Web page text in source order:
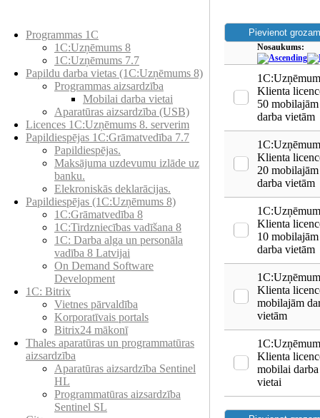
Programmas 1C
1C:Uzņēmums 8
1C:Uzņēmums 7.7
Papildu darba vietas (1C:Uzņēmums 8)
Programmas aizsardzība
Mobilai darba vietai
Aparatūras aizsardzība (USB)
Licences 1C:Uzņēmums 8. serverim
Papildiespējas 1C:Grāmatvedība 7.7
Papildiespējas.
Maksājuma uzdevumu izlāde uz
banku.
Elekroniskās deklarācijas.
Papildiespējas (1C:Uzņēmums 8)
1C:Grāmatvedība 8
1C:Tirdzniecības vadīšana 8
1С: Darba alga un personāla
vadība 8 Latvijai
On Demand Software
Development
1C: Bitrix
Vietnes pārvaldība
Korporatīvais portals
Bitrix24 mākonī
Thales aparatūras un programmatūras
aizsardzība
Aparatūras aizsardzība Sentinel
HL
Programmatūras aizsardzība
Sentinel SL
Nosaukums:
Klienta
50 mobilajām
darba vietām
Klienta
20 mobilajām
darba vietām
Klienta
10 mobilajām
darba vietām
Klienta
mobilajām
vietām
Klienta
mobilai darba
vietai